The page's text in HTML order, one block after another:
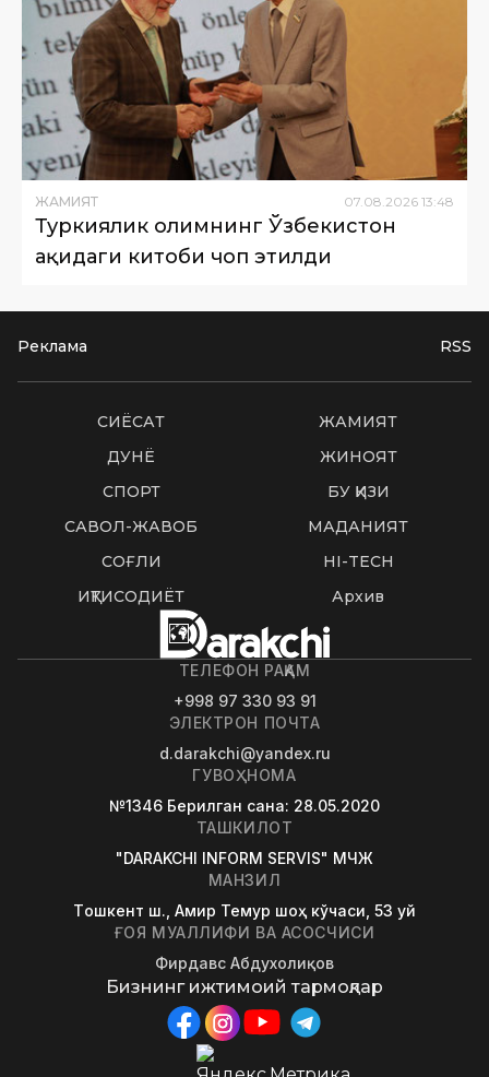
ЖАМИЯТ 07.08.2026 13:48
Туркиялик олимнинг Ўзбекистон
ҳақидаги китоби чоп этилди
Реклама RSS
СИËСАТ
ЖАМИЯТ
ДУНË
ЖИНОЯТ
СПОРТ
БУ ҚИЗИҚ
САВОЛ-ЖАВОБ
МАДАНИЯТ
СОҒЛИҚ
HI-TECH
ИҚТИСОДИЁТ
Архив
ТЕЛЕФОН РАҚАМ
+998 97 330 93 91
ЭЛЕКТРОН ПОЧТА
d.darakchi@yandex.ru
ГУВОҲНОМА
№1346 Берилган сана: 28.05.2020
ТАШКИЛОТ
"DARAKCHI INFORM SERVIS" МЧЖ
МАНЗИЛ
Tошкент ш., Амир Темур шоҳ кўчаси, 53 уй
ҒОЯ МУАЛЛИФИ ВА АСОСЧИСИ
Фирдавс Абдухолиқов
Бизнинг ижтимоий тармоқлар